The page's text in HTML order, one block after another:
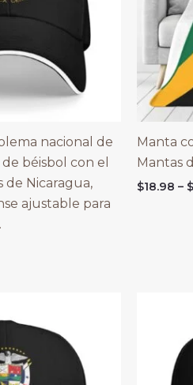
nacional de
béisbol con el
de Nicaragua,
ajustable para
Manta
Mantas
$18.98 – $